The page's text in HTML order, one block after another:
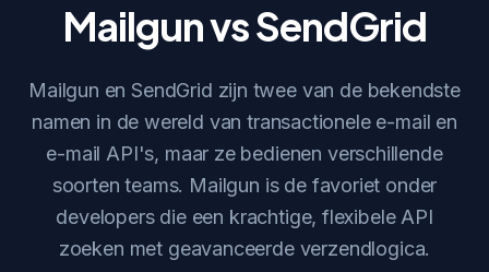
Mailgun vs SendGrid
Mailgun en SendGrid zijn twee van de bekendste
namen in de wereld van transactionele e-mail en
e-mail API's, maar ze bedienen verschillende
soorten teams. Mailgun is de favoriet onder
developers die een krachtige, flexibele API
zoeken met geavanceerde verzendlogica.